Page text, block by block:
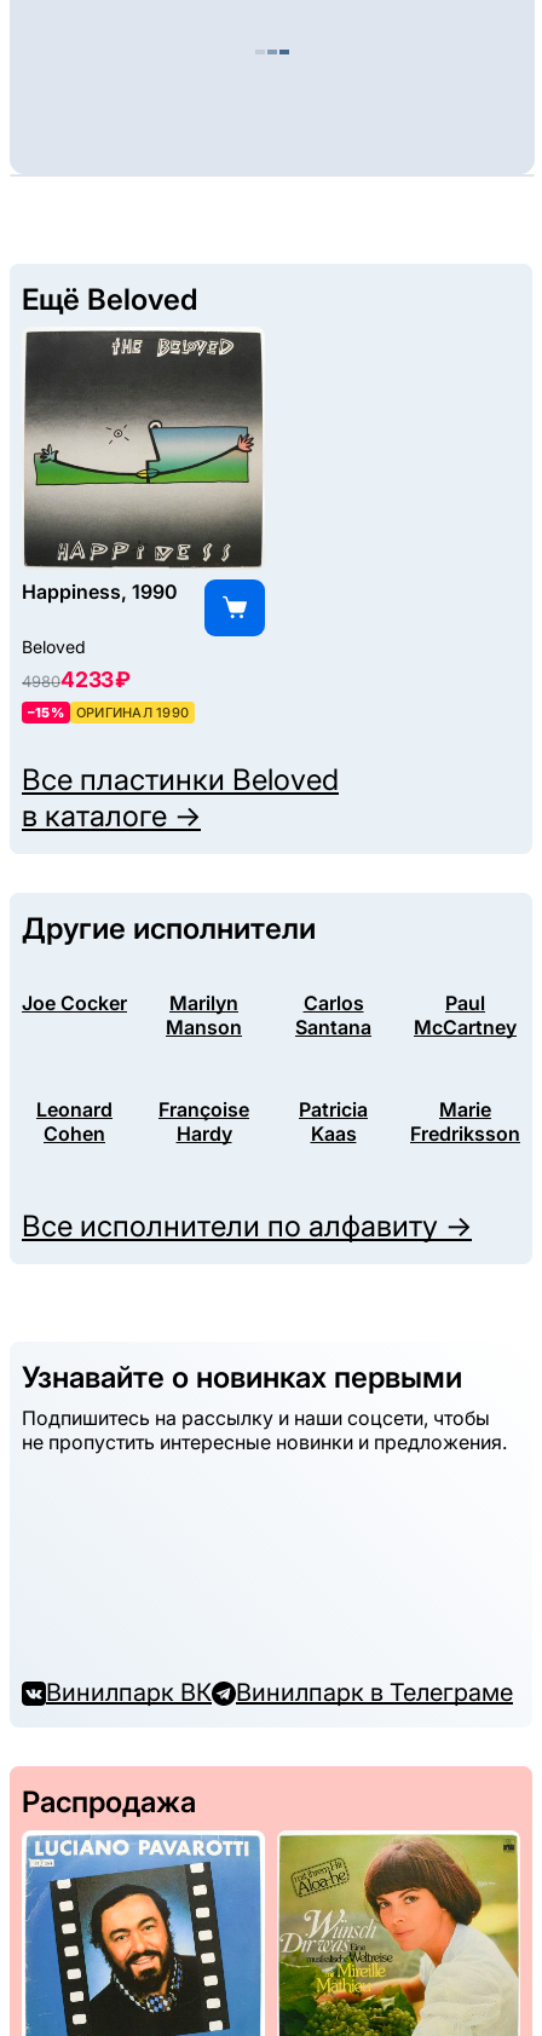
Ещё Beloved
Happiness, 1990
Beloved
49804233 ₽
–15% ОРИГИНАЛ 1990
Все пластинки Beloved
в каталоге →
Другие исполнители
Joe Cocker
Marilyn
Manson
Carlos
Santana
Paul
McCartney
Leonard
Cohen
Françoise
Hardy
Patricia
Kaas
Marie
Fredriksson
Все исполнители по алфавиту →
Узнавайте о новинках первыми
Подпишитесь на рассылку и наши соцсети, чтобы
не пропустить интересные новинки и предложения.
Винилпарк ВК Винилпарк в Телеграме
Распродажа